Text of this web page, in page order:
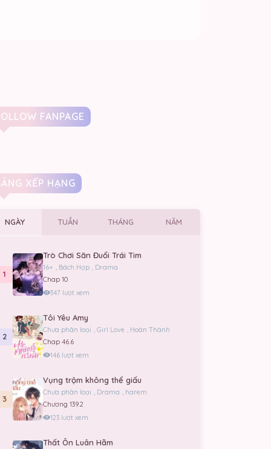
FANPAGE
XẾP HẠNG
NGÀY TUẦN THÁNG NĂM
1
Trò Chơi Săn Đuổi Trái Tim
16+ , Bách Hợp , Drama
Chap 10
347 lượt xem
2
Tôi Yêu Amy
Chưa phân loại , Girl Love , Hoàn Thành
Chap 46.6
146 lượt xem
3
Vụng trộm không thể giấu
Chưa phân loại , Drama , harem
Chương 139.2
123 lượt xem
Thất Ôn Luân Hãm